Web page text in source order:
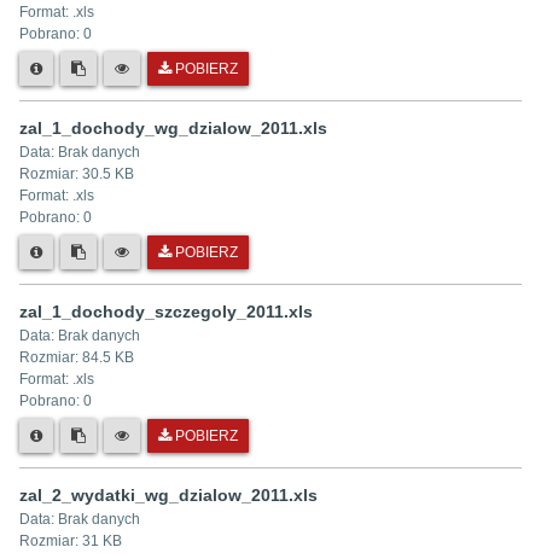
Format: .xls
Pobrano: 0
POBIERZ
zal_1_dochody_wg_dzialow_2011.xls
Data: Brak danych
Rozmiar: 30.5 KB
Format: .xls
Pobrano: 0
POBIERZ
zal_1_dochody_szczegoly_2011.xls
Data: Brak danych
Rozmiar: 84.5 KB
Format: .xls
Pobrano: 0
POBIERZ
zal_2_wydatki_wg_dzialow_2011.xls
Data: Brak danych
Rozmiar: 31 KB